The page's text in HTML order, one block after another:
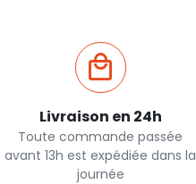
Livraison en 24h
Toute commande passée
avant 13h est expédiée dans la
journée